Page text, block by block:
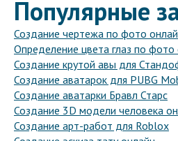
Популярные
Создание чертежа по фото
Определение цвета глаз по фото
Создание крутой авы для
Создание аватарок для PUBG
Создание аватарки Бравл Старс
Создание 3D модели человека
Создание арт-работ для Roblox